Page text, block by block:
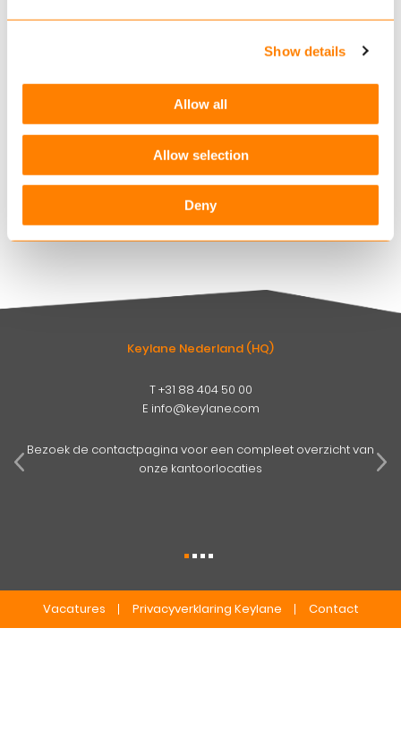
Show details
Allow all
Allow selection
Deny
vormgeven
Succesvolle afronding van de migratie van 225.000
4 MAART, 2026
Alle artikelen
Keylane Nederland (HQ)
T+31 88 404 50 00
E info@keylane.com
Bezoek de contactpagina voor een compleet overzicht van
onze kantoorlocaties
Vacatures Privacyverklaring Keylane Contact